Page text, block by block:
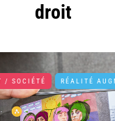
droit
/ SOCIÉTÉ RÉALITÉ